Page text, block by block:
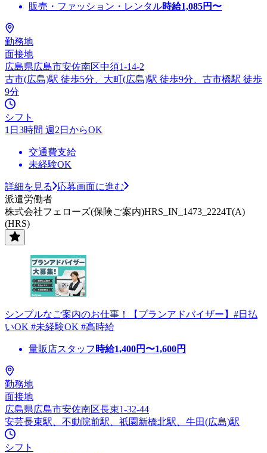
販売・ファッション・レンタル時給1,085円〜
勤務地
面接地
広島県広島市安佐南区中須1-14-2
古市(広島)駅 徒歩5分、大町(広島)駅 徒歩9分、古市橋駅 徒歩
9分
シフト
1日3時間 週2日からOK
交通費支給
未経験OK
詳細を見る
応募画面に進む
派遣労働者
株式会社フェローズ(保険ご案内)HRS_IN_1473_2224T(A)
(HRS)
シンプルなご案内のお仕事！【プランアドバイザー】#日払
いOK #未経験OK #高時給
量販店スタッフ 時給1,400円〜1,600円
勤務地
面接地
広島県広島市安佐南区長束1-32-44
安芸長束駅、不動院前駅、祇園新橋北駅、牛田(広島)駅
シフト